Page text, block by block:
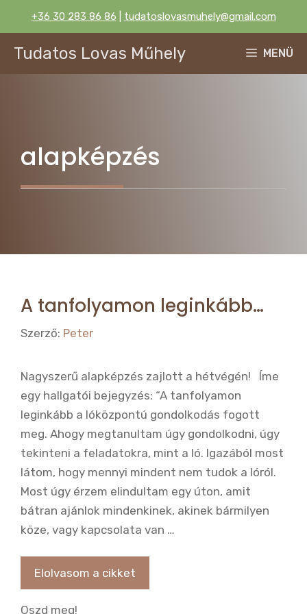
tartalomba
+36 30 283 86 86 tudatoslovasmuhely@gmail.com
Tudatos Lovas Műhely MENÜ
alapképzés
A tanfolyamon leginkább…
Szerző: Peter
Nagyszerű alapképzés zajlott a hétvégén! Íme
egy hallgatói bejegyzés: “A tanfolyamon
leginkább a lóközpontú gondolkodás fogott
meg. Ahogy megtanultam úgy gondolkodni, úgy
tekinteni a feladatokra, mint a ló. Igazából most
látom, hogy mennyi mindent nem tudok a lóról.
Most úgy érzem elindultam egy úton, amit
bátran ajánlok mindenkinek, akinek bármilyen
köze, vagy kapcsolata van …
Elolvasom a cikket
Oszd meg!